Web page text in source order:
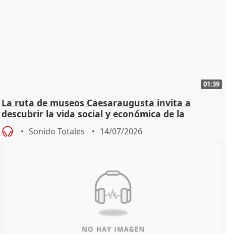
01:39
La ruta de museos Caesaraugusta invita a
descubrir la vida social y económica de la
Zaragoza ro
Sonido Totales 14/07/2026